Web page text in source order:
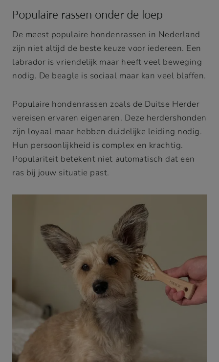
Populaire rassen onder de loep
De meest populaire hondenrassen in Nederland
zijn niet altijd de beste keuze voor iedereen. Een
labrador is vriendelijk maar heeft veel beweging
nodig. De beagle is sociaal maar kan veel blaffen.
Populaire hondenrassen zoals de Duitse Herder
vereisen ervaren eigenaren. Deze herdershonden
zijn loyaal maar hebben duidelijke leiding nodig.
Hun persoonlijkheid is complex en krachtig.
Populariteit betekent niet automatisch dat een
ras bij jouw situatie past.